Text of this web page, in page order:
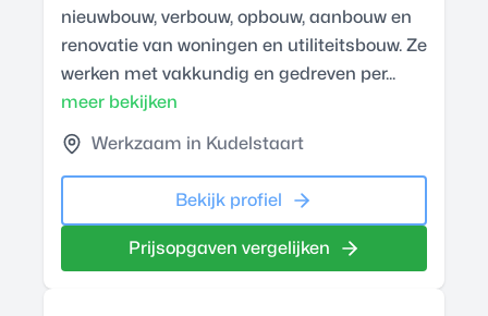
nieuwbouw, verbouw, opbouw, aanbouw en
renovatie van woningen en utiliteitsbouw. Ze
werken met vakkundig en gedreven per...
meer bekijken
Werkzaam in Kudelstaart
Bekijk profiel
Prijsopgaven vergelijken